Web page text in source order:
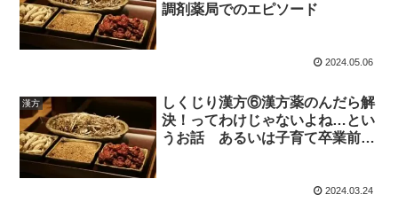
調剤薬局でのエピソード
2024.05.06
漢方
しくじり漢方⑥漢方薬のんだら解
決！ってわけじゃないよね…とい
うお話 あるいは子育て卒業前に
2024.03.24